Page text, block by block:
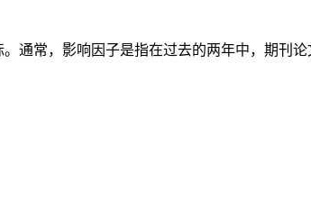
通常，影响因子是指在过去的两年中，期刊